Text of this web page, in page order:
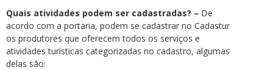
Quais atividades podem ser cadastradas? – De
acordo com a portaria, podem se cadastrar no Cadastur
os produtores que oferecem todos os serviços e
atividades turísticas categorizadas no cadastro, algumas
delas são: